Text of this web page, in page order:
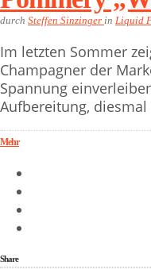
durch Steffen Sinzinger in Liquid
Im letzten Sommer
Champagner der
Spannung
Aufbereitung,
Mehr
Share